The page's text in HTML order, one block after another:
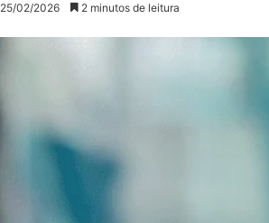
25/02/2026 2 minutos de leitura